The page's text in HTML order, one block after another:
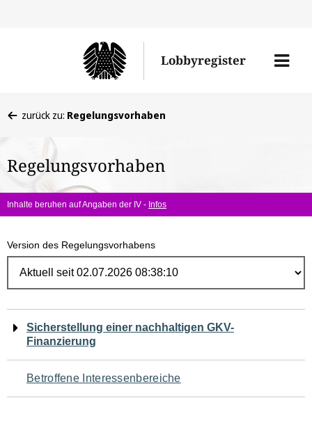
Lobbyregister
Menü
befinden
hier:
zurück zu: Regelungsvorhaben
Regelungsvorhaben
Inhalte beruhen auf Angaben der IV - Infos
Version des Regelungsvorhabens
Navigation
für
den
Sicherstellung einer nachhaltigen GKV-
Finanzierung
Betroffene Interessenbereiche